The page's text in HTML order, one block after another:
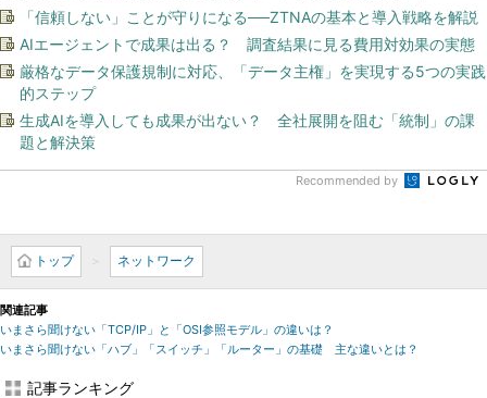
「信頼しない」ことが守りになる──ZTNAの基本と導入戦略を解説
AIエージェントで成果は出る？ 調査結果に見る費用対効果の実態
厳格なデータ保護規制に対応、「データ主権」を実現する5つの実践
的ステップ
生成AIを導入しても成果が出ない？ 全社展開を阻む「統制」の課
題と解決策
Recommended by
トップ ネットワーク
関連記事
いまさら聞けない「TCP/IP」と「OSI参照モデル」の違いは？
いまさら聞けない「ハブ」「スイッチ」「ルーター」の基礎 主な違いとは？
記事ランキング